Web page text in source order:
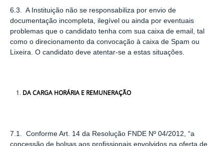
6.3. A Instituição não se responsabiliza por envio de
documentação incompleta, ilegível ou ainda por eventuais
problemas que o candidato tenha com sua caixa de email, tal
como o direcionamento da convocação à caixa de Spam ou
Lixeira. O candidato deve atentar-se a estas situações.
DA CARGA HORÁRIA E REMUNERAÇÃO
7.1. Conforme Art. 14 da Resolução FNDE Nº 04/2012, “a
concessão de bolsas aos proﬁssionais envolvidos na oferta de